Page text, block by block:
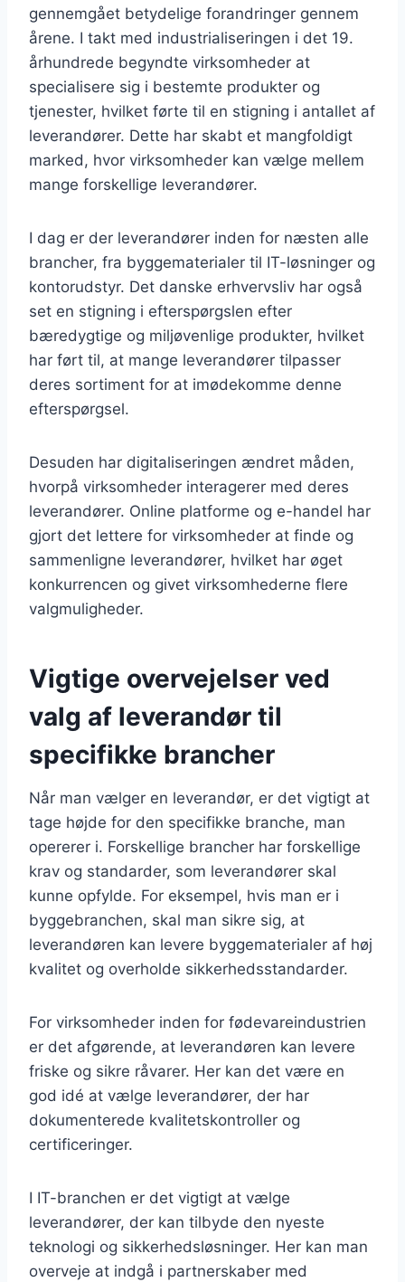
gennemgået betydelige forandringer gennem
årene. I takt med industrialiseringen i det 19.
århundrede begyndte virksomheder at
specialisere sig i bestemte produkter og
tjenester, hvilket førte til en stigning i antallet af
leverandører. Dette har skabt et mangfoldigt
marked, hvor virksomheder kan vælge mellem
mange forskellige leverandører.
I dag er der leverandører inden for næsten alle
brancher, fra byggematerialer til IT-løsninger og
kontorudstyr. Det danske erhvervsliv har også
set en stigning i efterspørgslen efter
bæredygtige og miljøvenlige produkter, hvilket
har ført til, at mange leverandører tilpasser
deres sortiment for at imødekomme denne
efterspørgsel.
Desuden har digitaliseringen ændret måden,
hvorpå virksomheder interagerer med deres
leverandører. Online platforme og e-handel har
gjort det lettere for virksomheder at finde og
sammenligne leverandører, hvilket har øget
konkurrencen og givet virksomhederne flere
valgmuligheder.
Vigtige overvejelser ved
valg af leverandør til
specifikke brancher
Når man vælger en leverandør, er det vigtigt at
tage højde for den specifikke branche, man
opererer i. Forskellige brancher har forskellige
krav og standarder, som leverandører skal
kunne opfylde. For eksempel, hvis man er i
byggebranchen, skal man sikre sig, at
leverandøren kan levere byggematerialer af høj
kvalitet og overholde sikkerhedsstandarder.
For virksomheder inden for fødevareindustrien
er det afgørende, at leverandøren kan levere
friske og sikre råvarer. Her kan det være en
god idé at vælge leverandører, der har
dokumenterede kvalitetskontroller og
certificeringer.
I IT-branchen er det vigtigt at vælge
leverandører, der kan tilbyde den nyeste
teknologi og sikkerhedsløsninger. Her kan man
overveje at indgå i partnerskaber med